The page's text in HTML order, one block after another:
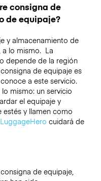
consigna de
de equipaje?
y almacenamiento de
a lo mismo. La
depende de la región
de equipaje es
a este servicio.
mismo: un servicio
el equipaje y
estés y llamen como
cuidará de
de equipaje,